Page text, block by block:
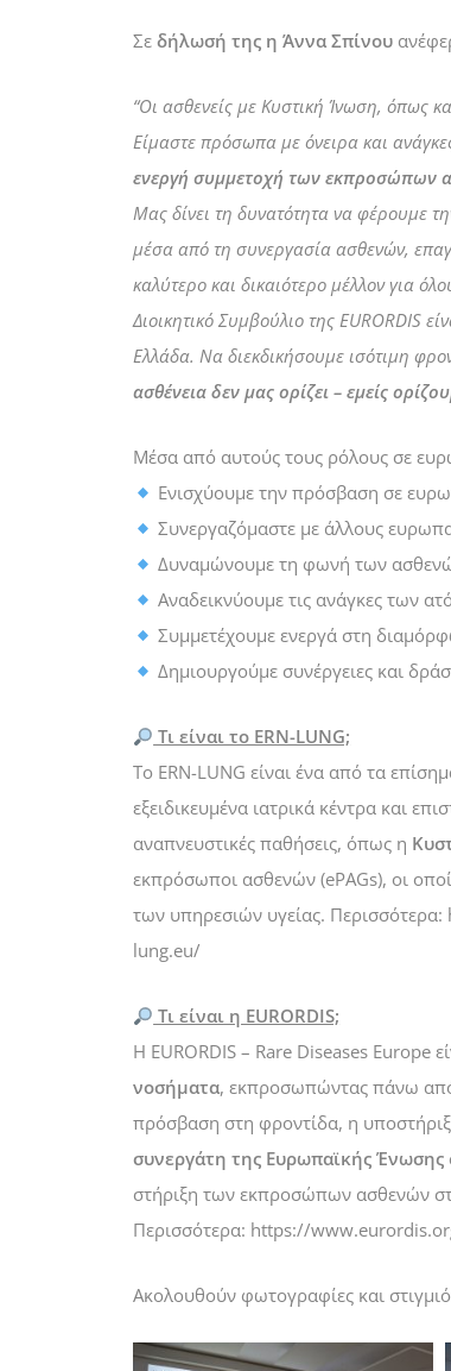
Σε δήλωσή της η Άννα Σπίνου
“Οι ασθενείς με Κυστική Ίνωση, όπως
Είμαστε πρόσωπα με όνειρα και
ενεργή συμμετοχή των εκπροσώπων
Μας δίνει τη δυνατότητα να φέρουμε
μέσα από τη συνεργασία ασθενών,
καλύτερο και δικαιότερο μέλλον για
Διοικητικό Συμβούλιο της EURORDIS
Ελλάδα. Να διεκδικήσουμε ισότιμη
ασθένεια δεν μας ορίζει – εμείς
Μέσα από αυτούς τους ρόλους σε
Ενισχύουμε την πρόσβαση σε
Συνεργαζόμαστε με άλλους
Δυναμώνουμε τη φωνή των
Αναδεικνύουμε τις ανάγκες των
Συμμετέχουμε ενεργά στη
Δημιουργούμε συνέργειες και
Τι είναι το ERN-LUNG;
Το ERN-LUNG είναι ένα από τα
εξειδικευμένα ιατρικά κέντρα και
αναπνευστικές παθήσεις, όπως η
εκπρόσωποι ασθενών (ePAGs), οι
των υπηρεσιών υγείας. Περισσότερα:
lung.eu/
Τι είναι η EURORDIS;
Η EURORDIS – Rare Diseases Europe
νοσήματα, εκπροσωπώντας πάνω
πρόσβαση στη φροντίδα, η
συνεργάτη της Ευρωπαϊκής Ένωσης
στήριξη των εκπροσώπων ασθενών
Περισσότερα: https://
Ακολουθούν φωτογραφίες και